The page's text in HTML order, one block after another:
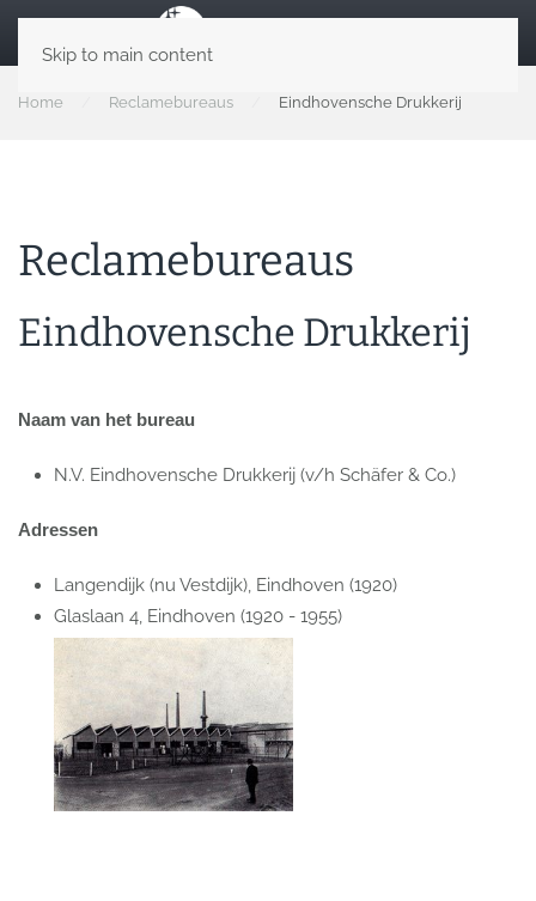
Skip to main content
Home Reclamebureaus Eindhovensche Drukkerij
Reclamebureaus
Eindhovensche Drukkerij
Naam van het bureau
N.V. Eindhovensche Drukkerij (v/h Schäfer & Co.)
Adressen
Langendijk (nu Vestdijk), Eindhoven (1920)
Glaslaan 4, Eindhoven (1920 - 1955)